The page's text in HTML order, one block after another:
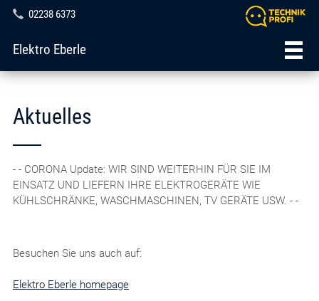
02238 6373
Elektro Eberle
Aktuelles
- - CORONA Update: WIR SIND WEITERHIN FÜR SIE IM
EINSATZ UND LIEFERN IHRE ELEKTROGERÄTE WIE
KÜHLSCHRÄNKE, WASCHMASCHINEN, TV GERÄTE USW. - -
Besuchen Sie uns auch auf:
Elektro Eberle homepage